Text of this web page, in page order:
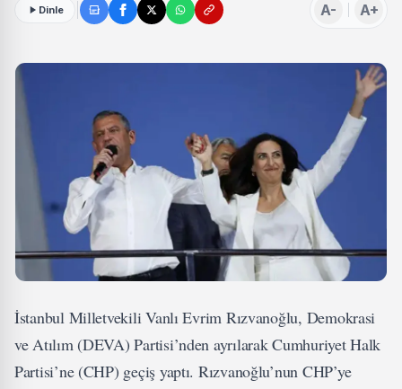
Dinle A- A+
İstanbul Milletvekili Vanlı Evrim Rızvanoğlu, Demokrasi
ve Atılım (DEVA) Partisi’nden ayrılarak Cumhuriyet Halk
Partisi’ne (CHP) geçiş yaptı. Rızvanoğlu’nun CHP’ye